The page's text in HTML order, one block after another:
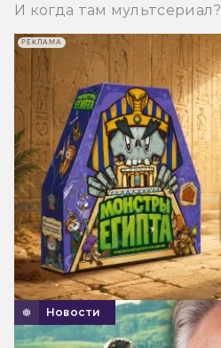
И когда там мультсериал?
Новости
РЕКЛАМА